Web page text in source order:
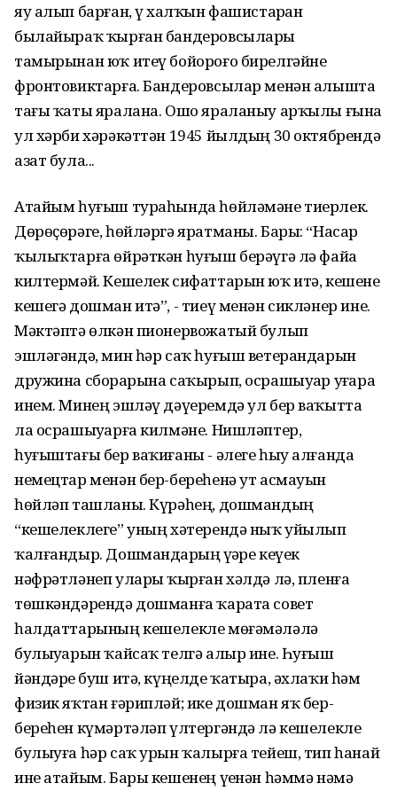
яу алып барған, үҙ халҡын фашистарҙан
былайыраҡ ҡырған бандеровсыларҙы
тамырынан юҡ итеү бойороғо бирелгәйне
фронтовиктарға. Бандеровсылар менән алышта
тағы ҡаты яралана. Ошо яраланыу арҡылы ғына
ул хәрби хәрәкәттән 1945 йылдың 30 октябрендә
азат була...
Атайым һуғыш тураһында һөйләмәне тиерлек.
Дөрөҫөрәге, һөйләргә яратманы. Бары: “Насар
ҡылыҡтарға өйрәткән һуғыш берәүгә лә файҙа
килтермәй. Кешелек сифаттарын юҡ итә, кешене
кешегә дошман итә”, - тиеү менән сикләнер ине.
Мәктәптә өлкән пионервожатый булып
эшләгәндә, мин һәр саҡ һуғыш ветерандарын
дружина сборҙарына саҡырып, осрашыуҙар уҙғара
инем. Минең эшләү дәүеремдә ул бер ваҡытта
ла осрашыуҙарға килмәне. Нишләптер,
һуғыштағы бер ваҡиғаны - әлеге һыу алғанда
немецтар менән бер-береһенә ут асмауын
һөйләп ташланы. Күрәһең, дошмандың
“кешелеклеге” уның хәтерендә ныҡ уйылып
ҡалғандыр. Дошмандарҙың үҙҙәре кеүек
нәфрәтләнеп уларҙы ҡырған хәлдә лә, пленға
төшкәндәрендә дошманға ҡарата совет
һалдаттарының кешелекле мөғәмәләлә
булыуҙарын ҡайсаҡ телгә алыр ине. Һуғыш
йәндәрҙе буш итә, күңелде ҡатыра, әхлаҡи һәм
физик яҡтан ғәрипләй; ике дошман яҡ бер-
береһен күмәртәләп үлтергәндә лә кешелекле
булыуға һәр саҡ урын ҡалырға тейеш, тип һанай
ине атайым. Бары кешенең үҙенән һәммә нәмә